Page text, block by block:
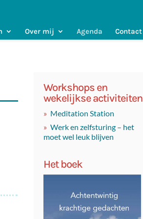
Over mij Agenda Contact
Workshops en
wekelijkse activiteiten
Meditation Station
Werk en zelfsturing – het
moet wel leuk blijven
Het boek